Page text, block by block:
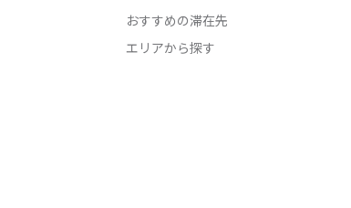
おすすめの滞在先
エリアから探す